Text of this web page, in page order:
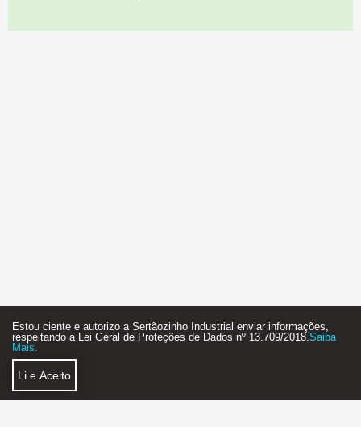
Estou ciente e autorizo a Sertãozinho Industrial enviar informações,
respeitando a Lei Geral de Proteções de Dados nº 13.709/2018. Saiba
Mais.
Li e Aceito